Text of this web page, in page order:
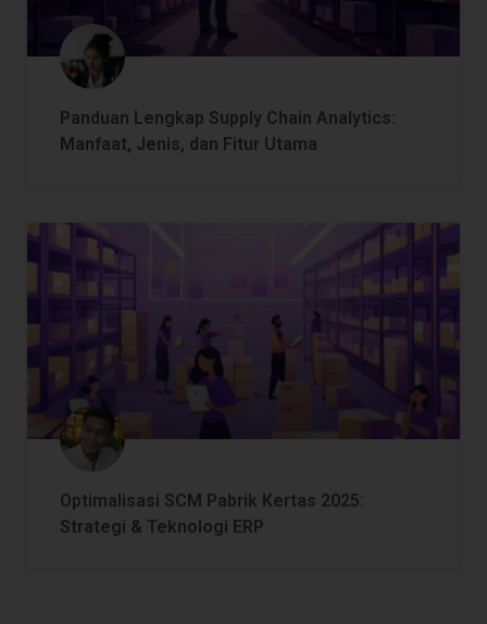
Panduan Lengkap Supply Chain Analytics:
Manfaat, Jenis, dan Fitur Utama
Optimalisasi SCM Pabrik Kertas 2025:
Strategi & Teknologi ERP